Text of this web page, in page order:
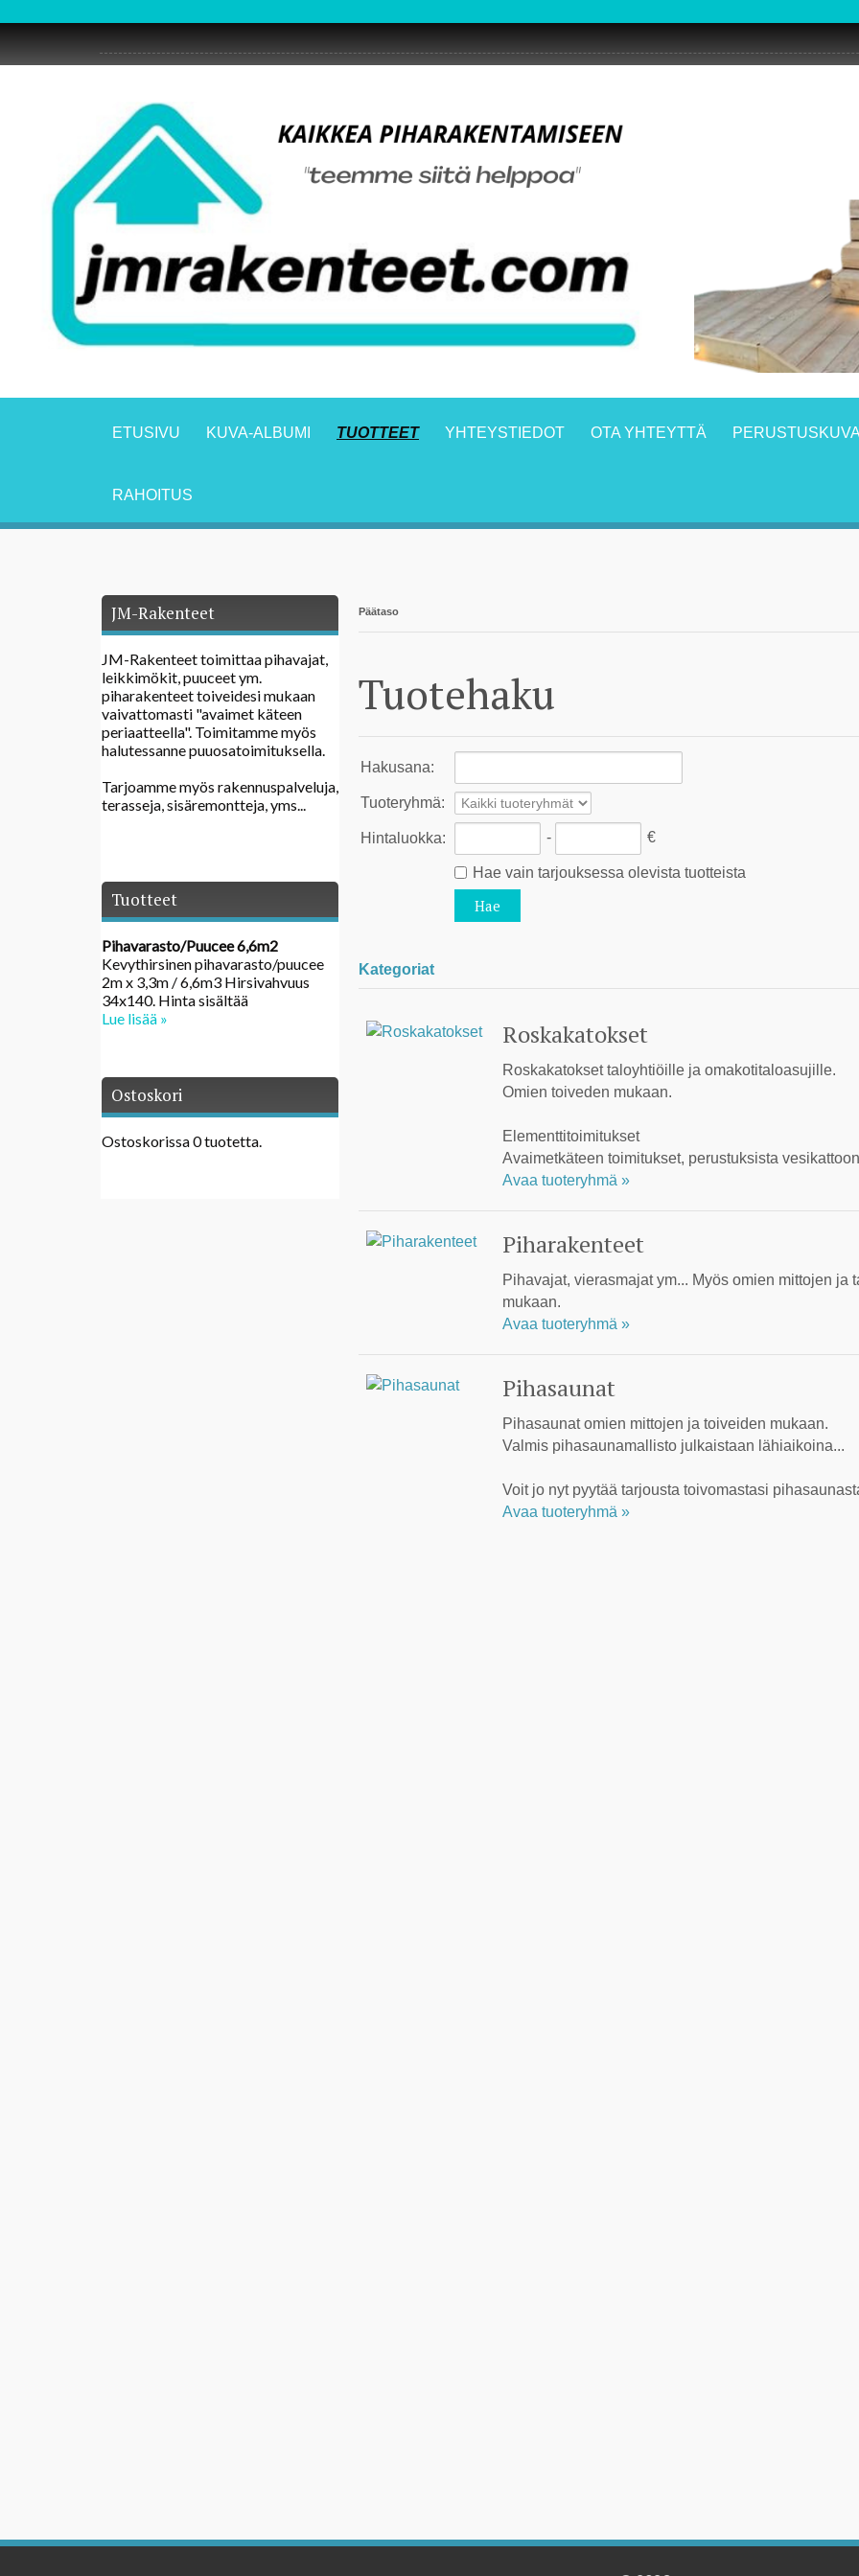
ETUSIVU KUVA-ALBUMI TUOTTEET YHTEYSTIEDOT OTA YHTEYTTÄ
RAHOITUS
Päätaso
Tuotehaku
Hakusana:
Tuoteryhmä:
Hintaluokka: - €
Hae vain tarjouksessa olevista tuotteista
Kategoriat
Roskakatokset
Roskakatokset taloyhtiöille ja omakotitaloasujille.
Omien toiveden mukaan.
Elementtitoimitukset
Avaimetkäteen toimitukset, perustuksista
Avaa tuoteryhmä »
Piharakenteet
Pihavajat, vierasmajat ym... Myös omien mittojen ja
mukaan.
Avaa tuoteryhmä »
Pihasaunat
Pihasaunat omien mittojen ja toiveiden mukaan.
Valmis pihasaunamallisto julkaistaan lähiaikoina...
Voit jo nyt pyytää tarjousta toivomastasi
Avaa tuoteryhmä »
JM-Rakenteet
JM-Rakenteet toimittaa pihavajat,
leikkimökit, puuceet ym.
piharakenteet toiveidesi mukaan
vaivattomasti "avaimet käteen
periaatteella". Toimitamme myös
halutessanne puuosatoimituksella.
Tarjoamme myös rakennuspalveluja,
terasseja, sisäremontteja, yms...
Tuotteet
Pihavarasto/Puucee 6,6m2
Kevythirsinen pihavarasto/puucee
2m x 3,3m / 6,6m3 Hirsivahvuus
34x140. Hinta sisältää
Lue lisää »
Ostoskori
Ostoskorissa 0 tuotetta.